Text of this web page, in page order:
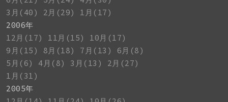
3月(40)
2月(29)
1月(17)
2006年
12月(17)
11月(15)
10月(17)
9月(15)
8月(18) 7月(13)
6月(8)
5月(6)
4月(8) 3月(13)
2月(27)
1月(31)
2005年